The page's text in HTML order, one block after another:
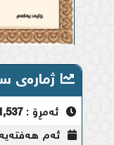
ژمارەی
ئەمڕۆ :
ئەم